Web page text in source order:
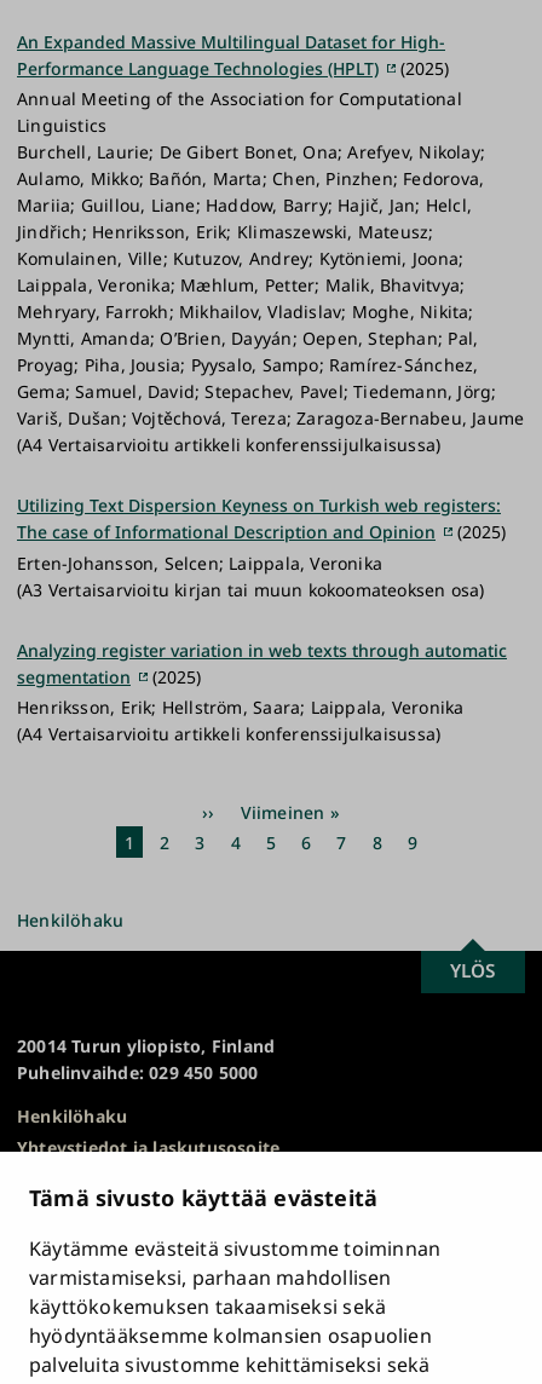
Tämä sivusto käyttää evästeitä
Käytämme evästeitä sivustomme toiminnan
varmistamiseksi, parhaan mahdollisen
käyttökokemuksen takaamiseksi sekä
hyödyntääksemme kolmansien osapuolien
palveluita sivustomme kehittämiseksi sekä
An Expanded Massive Multilingual Dataset for High-
Performance Language Technologies (HPLT)
(2025)
Annual Meeting of the Association for Computational
Linguistics
Burchell, Laurie; De Gibert Bonet, Ona; Arefyev, Nikolay;
Aulamo, Mikko; Bañón, Marta; Chen, Pinzhen; Fedorova,
Mariia; Guillou, Liane; Haddow, Barry; Hajič, Jan; Helcl,
Jindřich; Henriksson, Erik; Klimaszewski, Mateusz;
Komulainen, Ville; Kutuzov, Andrey; Kytöniemi, Joona;
Laippala, Veronika; Mæhlum, Petter; Malik, Bhavitvya;
Mehryary, Farrokh; Mikhailov, Vladislav; Moghe, Nikita;
Myntti, Amanda; O’Brien, Dayyán; Oepen, Stephan; Pal,
Proyag; Piha, Jousia; Pyysalo, Sampo; Ramírez-Sánchez,
Gema; Samuel, David; Stepachev, Pavel; Tiedemann, Jörg;
Variš, Dušan; Vojtěchová, Tereza; Zaragoza-Bernabeu, Jaume
(A4 Vertaisarvioitu artikkeli konferenssijulkaisussa)
Utilizing Text Dispersion Keyness on Turkish web registers:
The case of Informational Description and Opinion
(2025)
Erten-Johansson, Selcen; Laippala, Veronika
(A3 Vertaisarvioitu kirjan tai muun kokoomateoksen osa)
Analyzing register variation in web texts through automatic
segmentation
(2025)
Henriksson, Erik; Hellström, Saara; Laippala, Veronika
(A4 Vertaisarvioitu artikkeli konferenssijulkaisussa)
Seuraava
sivu
››
Viimeinen
sivu
Viimeinen »
Nykyinen
1 Sivu
2 Sivu
3 Sivu
4 Sivu
5 Sivu
6 Sivu
7 Sivu
8 Sivu
9
Henkilöhaku
20014 Turun yliopisto, Finland
Puhelinvaihde: 029 450 5000
Henkilöhaku
Yhteystiedot ja laskutusosoite
HR Excellence in Research
Tietosuojailmoitus
Asiakirjajulkisuuskuvaus ja tietopyynnöt
Väärinkäytösepäilyt
Saavutettavuusseloste
Palaute
SCROLL
TO
YLÖS